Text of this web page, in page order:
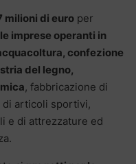
milioni di euro per
imprese operanti in
confezione
del legno,
, fabbricazione di
di articoli sportivi,
e di attrezzature ed